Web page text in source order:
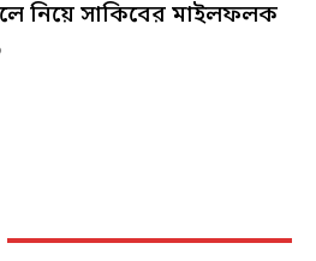
নিয়ে সাকিবের মাইলফলক